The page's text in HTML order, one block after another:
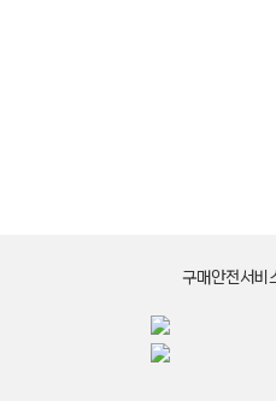
구매안전서비